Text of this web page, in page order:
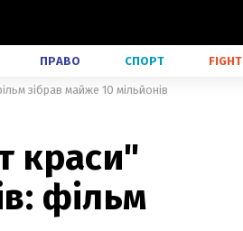
ПРАВО СПОРТ FIGHT
зібрав майже 10 мільйонів
краси"
фільм